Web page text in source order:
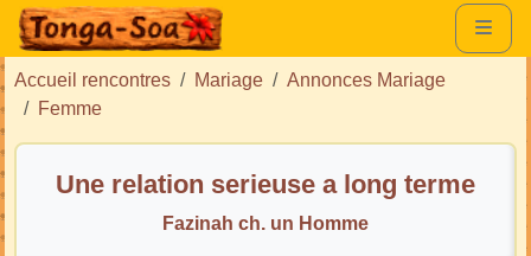
Accueil rencontres Mariage
Annonces Mariage
Femme
Une relation serieuse a long terme
Fazinah ch. un Homme